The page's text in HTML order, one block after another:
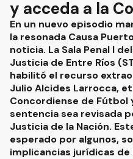
y acceda a la
En un nuevo episodio
la resonada Causa
noticia. La Sala Penal I
Justicia de Entre Ríos
habilitó el recurso
Julio Alcides Larrocca,
Concordiense de Fútbol
sentencia sea revisada
Justicia de la Nación.
esperado por algunos,
implicancias jurídicas de